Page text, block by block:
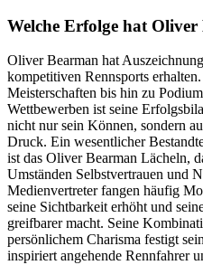
Welche Erfolge hat Oliver
Oliver Bearman hat
kompetitiven Rennsports
Meisterschaften bis hin zu
Wettbewerben ist seine
nicht nur sein Können, sondern
Druck. Ein wesentlicher
ist das Oliver Bearman Lächeln,
Umständen Selbstvertrauen und
Medienvertreter fangen häufig
seine Sichtbarkeit erhöht und
greifbarer macht. Seine
persönlichem Charisma festigt
inspiriert angehende Rennfahrer